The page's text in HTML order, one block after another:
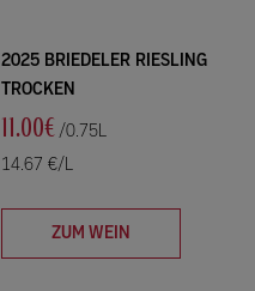
2025 BRIEDELER RIESLING
TROCKEN
11.00€ /0.75L
14.67 €/L
ZUM WEIN